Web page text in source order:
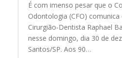
É com imenso pesar que o
Odontologia (CFO)
Cirurgião-Dentista Raphael
nesse domingo, dia 30 de
Santos/SP. Aos 90…